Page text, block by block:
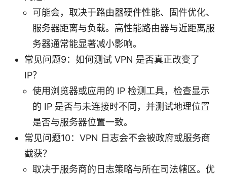
可能会，取决于路由器硬件性能、固件优化、
服务器距离与负载。高性能路由器与近距离服
务器通常能显著减小影响。
常见问题9：如何测试 VPN 是否真正改变了
IP？
使用浏览器或应用的 IP 检测工具，检查显示
的 IP 是否与未连接时不同，并测试地理位置
是否与服务器位置一致。
常见问题10：VPN 日志会不会被政府或服务商
截获？
取决于服务商的日志策略与所在司法辖区。优